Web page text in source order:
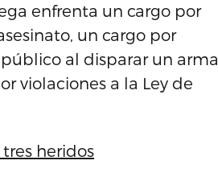
enfrenta un cargo por
un cargo por
al disparar un arma
violaciones a la Ley de
heridos